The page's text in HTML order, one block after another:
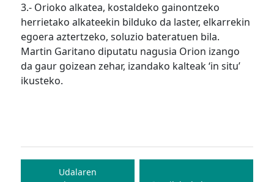
3.- Orioko alkatea, kostaldeko gainontzeko
herrietako alkateekin bilduko da laster, elkarrekin
egoera aztertzeko, soluzio bateratuen bila.
Martin Garitano diputatu nagusia Orion izango
da gaur goizean zehar, izandako kalteak ‘in situ’
ikusteko.
Bidalketetan
zeharUdalaren